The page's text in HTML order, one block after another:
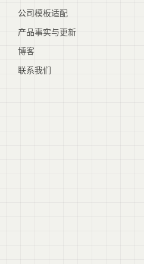
公司模板适配
产品事实与更新
博客
联系我们